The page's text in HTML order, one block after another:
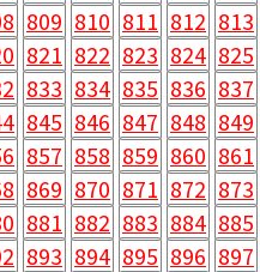
809 810 811 812 813
821 822 823 824 825
833 834 835 836 837
845 846 847 848 849
857 858 859 860 861
869 870 871 872 873
881 882 883 884 885
893 894 895 896 897